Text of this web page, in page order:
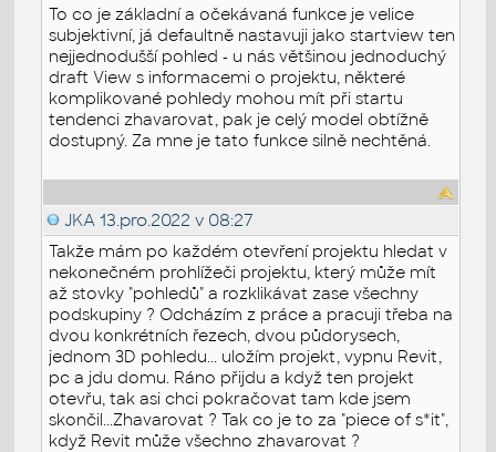
To co je základní a očekávaná funkce je velice
subjektivní, já defaultně nastavuji jako startview ten
nejjednodušší pohled - u nás většinou jednoduchý
draft View s informacemi o projektu, některé
komplikované pohledy mohou mít při startu
tendenci zhavarovat, pak je celý model obtížně
dostupný. Za mne je tato funkce silně nechtěná.
JKA 13.pro.2022 v 08:27
Takže mám po každém otevření projektu hledat v
nekonečném prohlížeči projektu, který může mít
až stovky "pohledů" a rozklikávat zase všechny
podskupiny ? Odcházím z práce a pracuji třeba na
dvou konkrétních řezech, dvou půdorysech,
jednom 3D pohledu... uložím projekt, vypnu Revit,
pc a jdu domu. Ráno přijdu a když ten projekt
otevřu, tak asi chci pokračovat tam kde jsem
skončil...Zhavarovat ? Tak co je to za "piece of s*it",
když Revit může všechno zhavarovat ?